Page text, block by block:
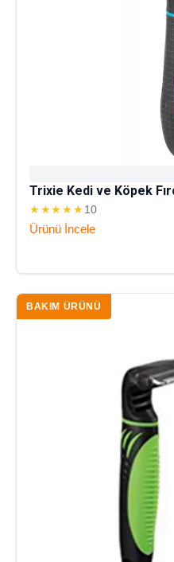
Trixie Kedi ve Köpek
★★★★★10
Ürünü İncele
BAKIM ÜRÜNÜ